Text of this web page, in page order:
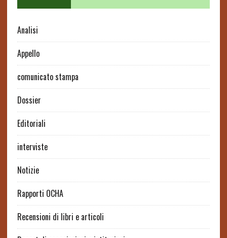
Analisi
Appello
comunicato stampa
Dossier
Editoriali
interviste
Notizie
Rapporti OCHA
Recensioni di libri e articoli